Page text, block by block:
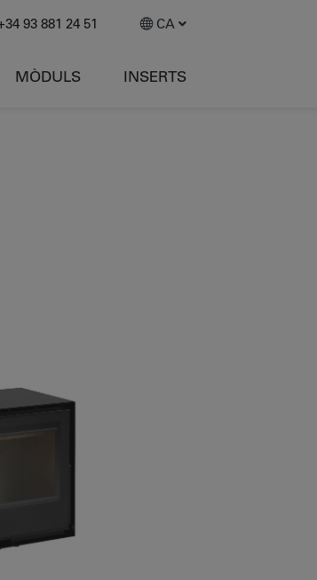
93 881 24 51 CA
MÒDULS INSERTS